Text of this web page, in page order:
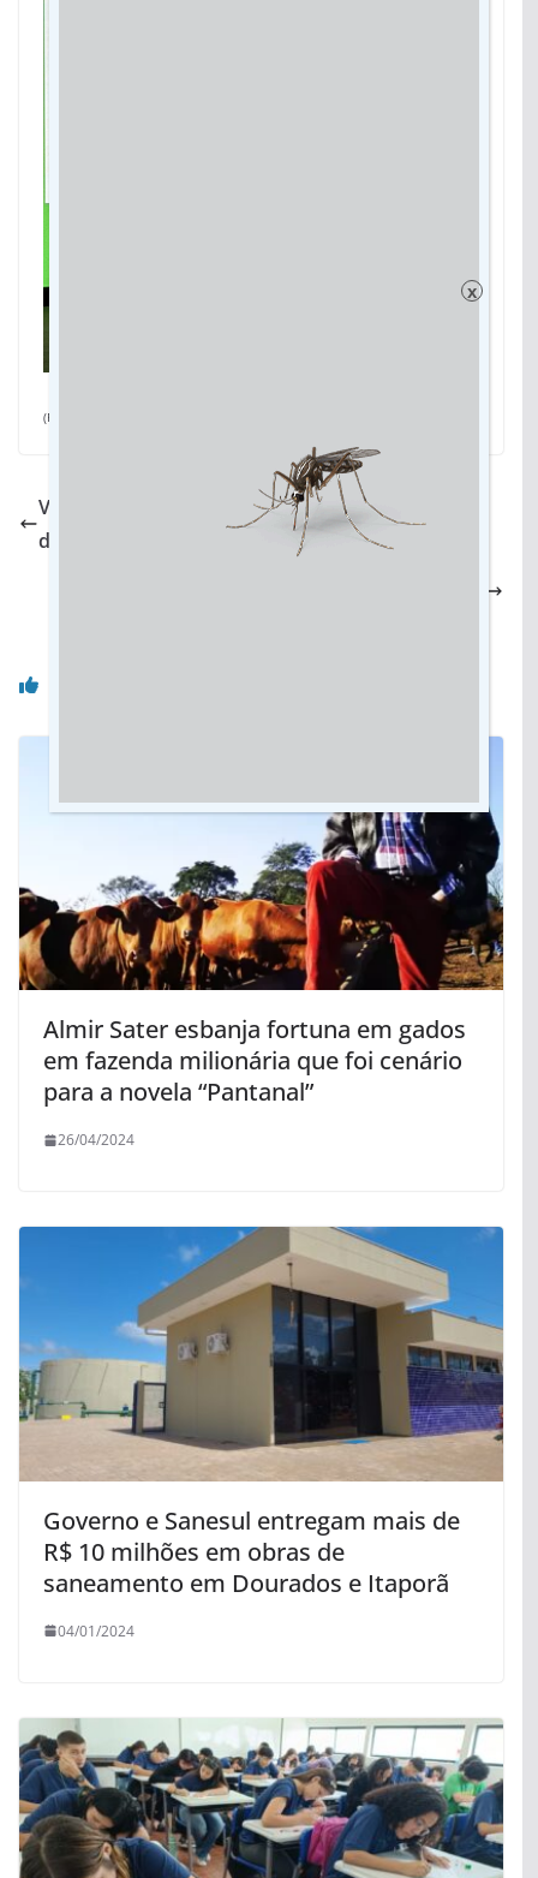
(Por Débora Bordin, da assessoria)
Veículo com irregularidades em MS pode ter
documento bloqueado até regularização
Almir Sater esbanja fortuna em gados
em fazenda milionária que foi cenário
para a novela “Pantanal”
26/04/2024
Governo e Sanesul entregam mais de
R$ 10 milhões em obras de
saneamento em Dourados e Itaporã
04/01/2024
x